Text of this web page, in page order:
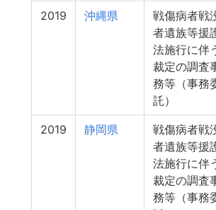
2019 沖縄県
戦傷病者戦
者遺族等援
法施行に伴
裁定の調査
務等（事務
託）
2019 静岡県
戦傷病者戦
者遺族等援
法施行に伴
裁定の調査
務等（事務